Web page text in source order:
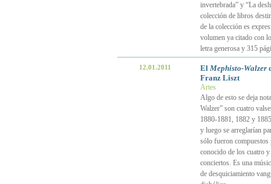
invertebrada” y “La
colección de libros
de la colección es
volumen ya citado con
letra generosa y 315
12.01.2011 El Mephisto-Walzer
Franz Liszt
Artes
Algo de esto se deja
Walzer” son cuatro
1880-1881, 1882 y
y luego se arreglarían
sólo fueron compuestos
conocido de los cuatro y
conciertos. Es una
de desquiciamiento